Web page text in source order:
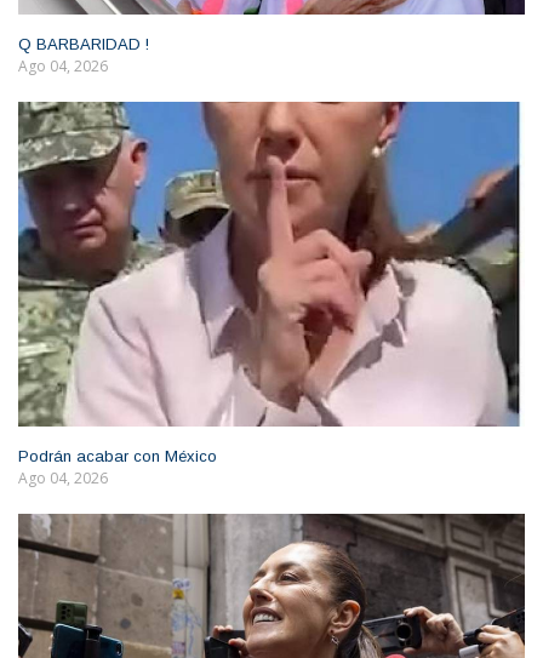
Q BARBARIDAD !
Ago 04, 2026
Podrán acabar con México
Ago 04, 2026